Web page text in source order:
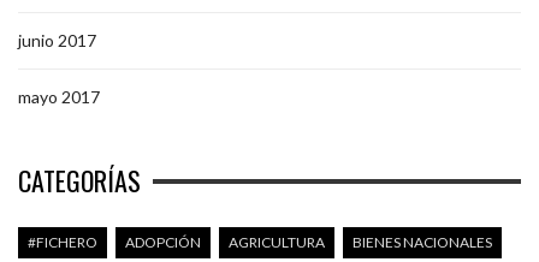
junio 2017
mayo 2017
CATEGORÍAS
#FICHERO ADOPCIÓN AGRICULTURA BIENES NACIONALES